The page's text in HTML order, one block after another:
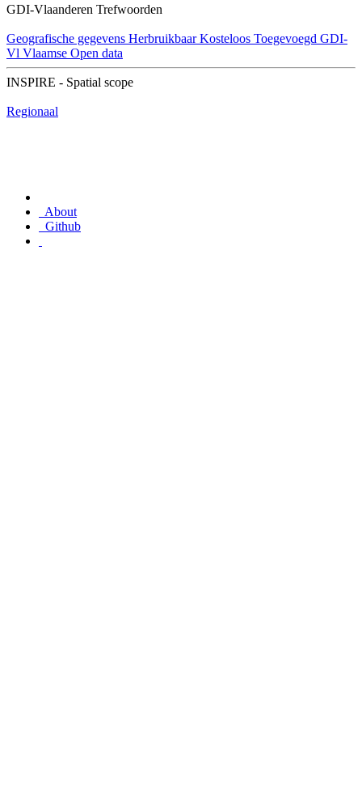
GDI-Vlaanderen Trefwoorden
Geografische gegevens Herbruikbaar Kosteloos Toegevoegd GDI-
Vl Vlaamse Open data
INSPIRE - Spatial scope
Regionaal
About
Github